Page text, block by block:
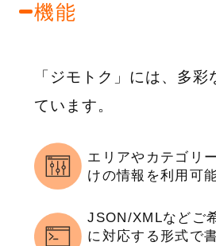
機能
「ジモトク」には、多彩
ています。
エリアやカテゴリ
けの情報を利用可
JSON/XMLなどご
に対応する形式で